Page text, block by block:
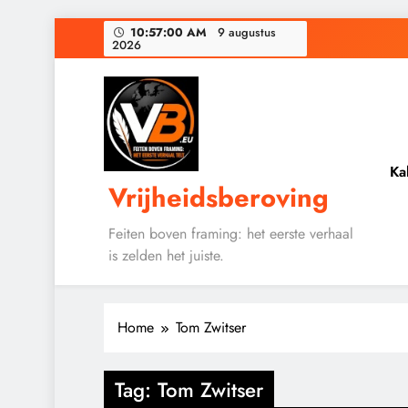
10:57:01 AM 9 augustus
2026
De medicatie die
Vrijheidsberoving
Feiten boven framing: het eerste verhaal
is zelden het juiste.
Home Tom Zwitser
Tag: Tom Zwitser
GEOPOLITIEK
KALENDER 2030